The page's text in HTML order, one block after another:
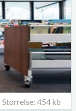
Størrelse: 454 kb